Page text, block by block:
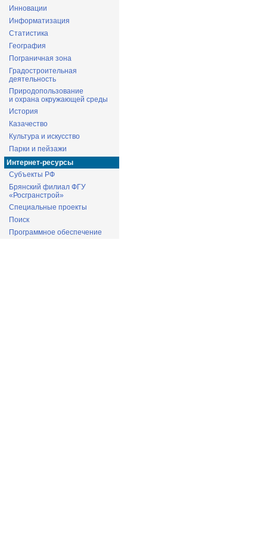
Инновации
Информатизация
Статистика
География
Пограничная зона
Градостроительная
деятельность
Природопользование
и охрана окружающей среды
История
Казачество
Культура и искусство
Парки и пейзажи
Интернет-ресурсы
Субъекты РФ
Брянский филиал ФГУ
«Росгранстрой»
Специальные проекты
Поиск
Программное обеспечение